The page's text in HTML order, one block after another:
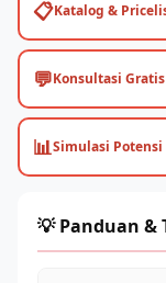
📋Katalog &
💬Konsultasi Gratis
📊Simulasi Potensi
💡 Panduan &